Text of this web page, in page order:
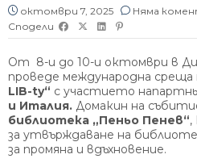
октомври 7, 2025 Няма
Сподели
От 8-и до 10-и октомври в
проведе международна
LIB-ty“ с участието
и Италия. Домакин на
библиотека „Пеньо Пенев“,
за утвърждаване на
за промяна и вдъхновение.